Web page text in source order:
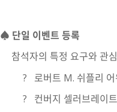
♠ 단일 이벤트 등록
참석자의 특정 요구와 관
?
로버트 M. 쉬플리
?
컨버지 셀러브레이트